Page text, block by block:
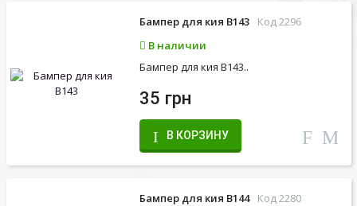
Бампер для кия B143
Код 2296
В наличии
Бампер для кия B143..
35 грн
В КОРЗИНУ
Бампер для кия B144
Код 2280